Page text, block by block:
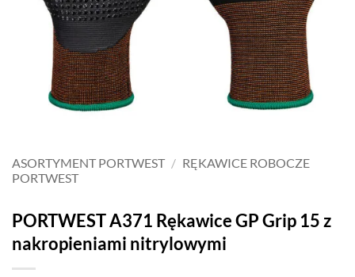
ASORTYMENT PORTWEST / RĘKAWICE ROBOCZE
PORTWEST
PORTWEST A371 Rękawice GP Grip 15 z
nakropieniami nitrylowymi